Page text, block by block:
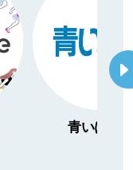
「北海道３大